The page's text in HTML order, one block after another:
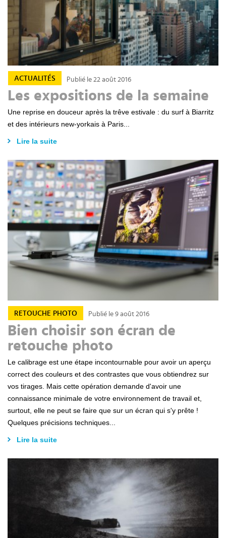
ACTUALITÉS Publié le 22 août 2016
Les expositions de la semaine
Une reprise en douceur après la trêve estivale : du surf à Biarritz
Lire la suite
RETOUCHE PHOTO Publié le 9 août 2016
Bien choisir son écran de
retouche photo
Le calibrage est une étape incontournable pour avoir un aperçu
correct des couleurs et des contrastes que vous obtiendrez sur
vos tirages. Mais cette opération demande d'avoir une
connaissance minimale de votre environnement de travail et,
surtout, elle ne peut se faire que sur un écran qui s'y prête !
Lire la suite